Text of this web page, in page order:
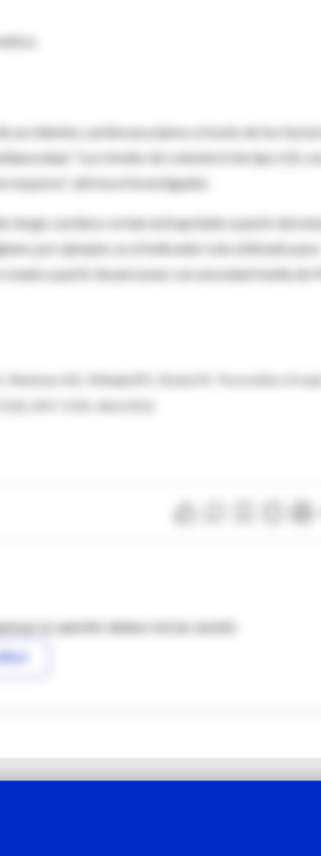
accidentes cardiovasculares a través de los
edad. “Los niveles de colesterol de tipo LDL
afirma el investigador.
riesgo cardíaco se han extrapolado a partir del
por ejemplo, es el indicador más utilizado para
a partir de personas con una edad media de 49
Newman A.B.; Vittinghoff E.; Rodoni N. “Association of major
tu opinión debes iniciar sesión